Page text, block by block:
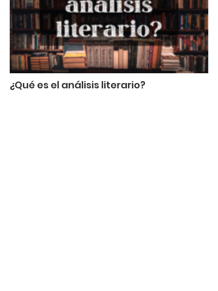
¿Qué es el análisis literario?